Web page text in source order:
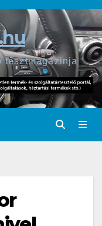
tesztmagazinja